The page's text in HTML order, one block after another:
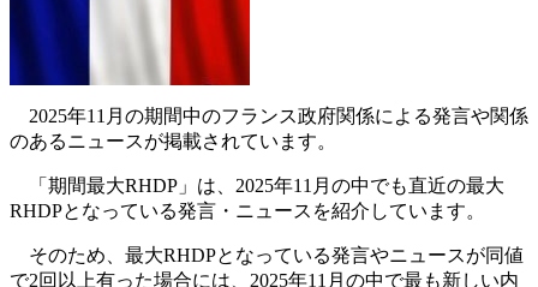
2025年11月の期間中のフランス政府関係による発言や関係
のあるニュースが掲載されています。
「期間最大RHDP」は、2025年11月の中でも直近の最大
RHDPとなっている発言・ニュースを紹介しています。
そのため、最大RHDPとなっている発言やニュースが同値
で2回以上有った場合には、2025年11月の中で最も新しい内